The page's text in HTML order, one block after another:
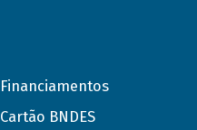
Financiamentos
Cartão BNDES